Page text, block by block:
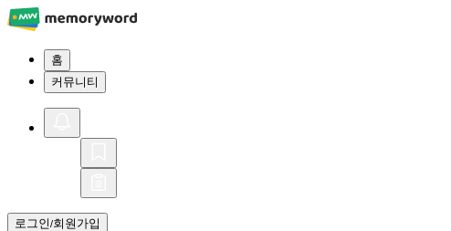
홈
커뮤니티
로그인/회원가입